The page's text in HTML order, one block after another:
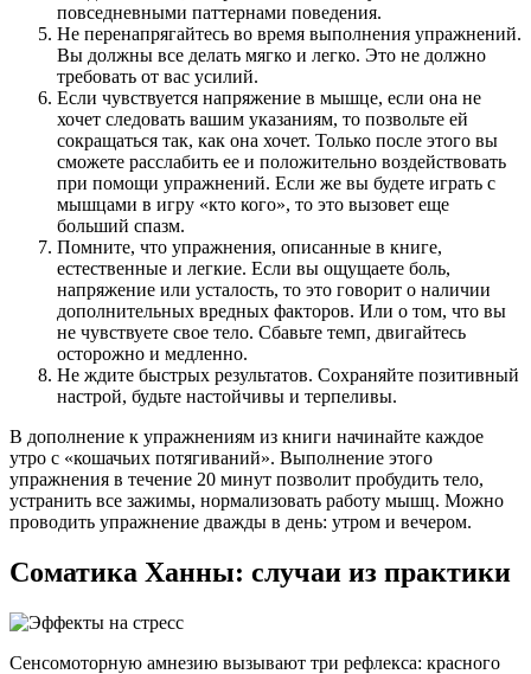
повседневными паттернами поведения.
Не перенапрягайтесь во время выполнения упражнений.
Вы должны все делать мягко и легко. Это не должно
требовать от вас усилий.
Если чувствуется напряжение в мышце, если она не
хочет следовать вашим указаниям, то позвольте ей
сокращаться так, как она хочет. Только после этого вы
сможете расслабить ее и положительно воздействовать
при помощи упражнений. Если же вы будете играть с
мышцами в игру «кто кого», то это вызовет еще
больший спазм.
Помните, что упражнения, описанные в книге,
естественные и легкие. Если вы ощущаете боль,
напряжение или усталость, то это говорит о наличии
дополнительных вредных факторов. Или о том, что вы
не чувствуете свое тело. Сбавьте темп, двигайтесь
осторожно и медленно.
Не ждите быстрых результатов. Сохраняйте позитивный
настрой, будьте настойчивы и терпеливы.
В дополнение к упражнениям из книги начинайте каждое
утро с «кошачьих потягиваний». Выполнение этого
упражнения в течение 20 минут позволит пробудить тело,
устранить все зажимы, нормализовать работу мышц. Можно
проводить упражнение дважды в день: утром и вечером.
Соматика Ханны: случаи из практики
Сенсомоторную амнезию вызывают три рефлекса: красного